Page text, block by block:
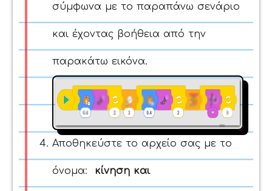
σύμφωνα με το παραπάνω σενάριο
και έχοντας βοήθεια από την
παρακάτω εικόνα.
Αποθηκεύστε το αρχείο σας με το
όνομα: κίνηση και